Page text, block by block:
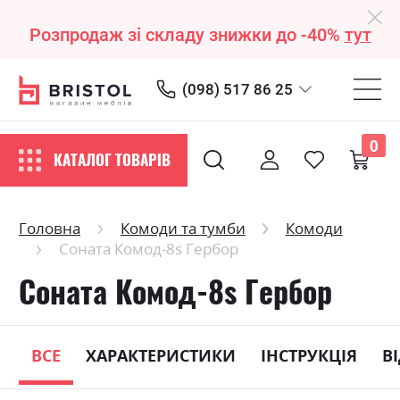
Розпродаж зі складу знижки до -40% тут
(098) 517 86 25
КАТАЛОГ ТОВАРІВ
0
Головна Комоди та тумби
Комоди
Соната Комод-8s Гербор
Соната Комод-8s Гербор
ВСЕ ХАРАКТЕРИСТИКИ ІНСТРУКЦІЯ